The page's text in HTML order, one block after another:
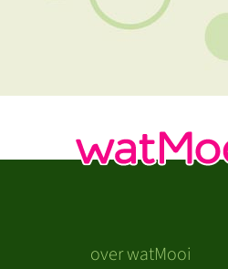
over watMooi